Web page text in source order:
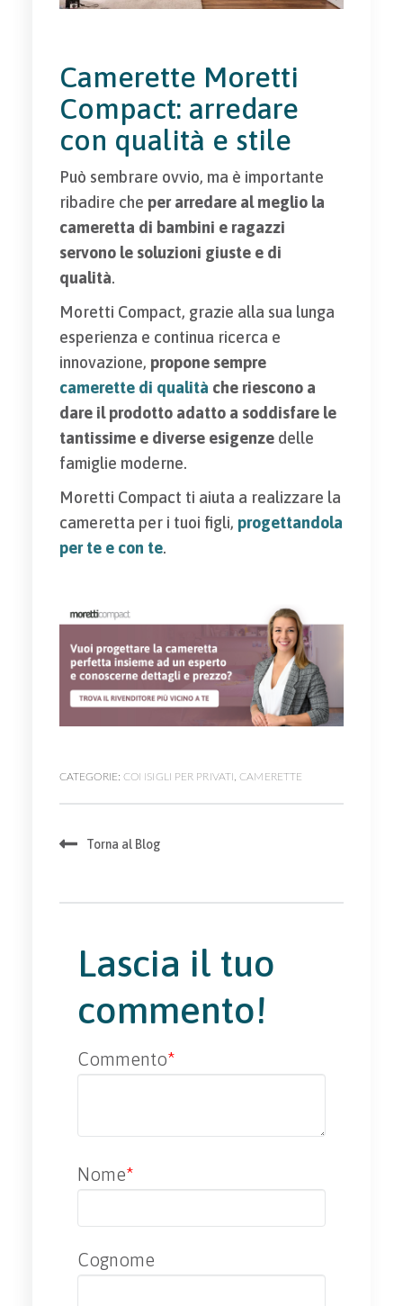
Camerette Moretti
Compact: arredare
con qualità e stile
Può sembrare ovvio, ma è importante
ribadire che per arredare al meglio la
cameretta di bambini e ragazzi
servono le soluzioni giuste e di
qualità.
Moretti Compact, grazie alla sua lunga
esperienza e continua ricerca e
innovazione, propone sempre
camerette di qualità che riescono a
dare il prodotto adatto a soddisfare le
tantissime e diverse esigenzedelle
famiglie moderne.
Moretti Compact ti aiuta a realizzare la
cameretta per i tuoi figli, progettandola
per te e con te.
CATEGORIE: CONSIGLI PER PRIVATI ,CAMERETTE
Torna al Blog
Lascia il tuo
commento!
Commento*
Nome*
Cognome